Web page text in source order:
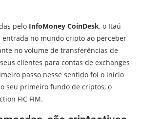
pelo InfoMoney CoinDesk, o Itaú
entrada no mundo cripto ao perceber
no volume de transferências de
clientes para contas de exchanges
passo nesse sentido foi o início
seu primeiro fundo de criptos, o
FIC FIM.